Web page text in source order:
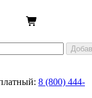
8 (800) 444-